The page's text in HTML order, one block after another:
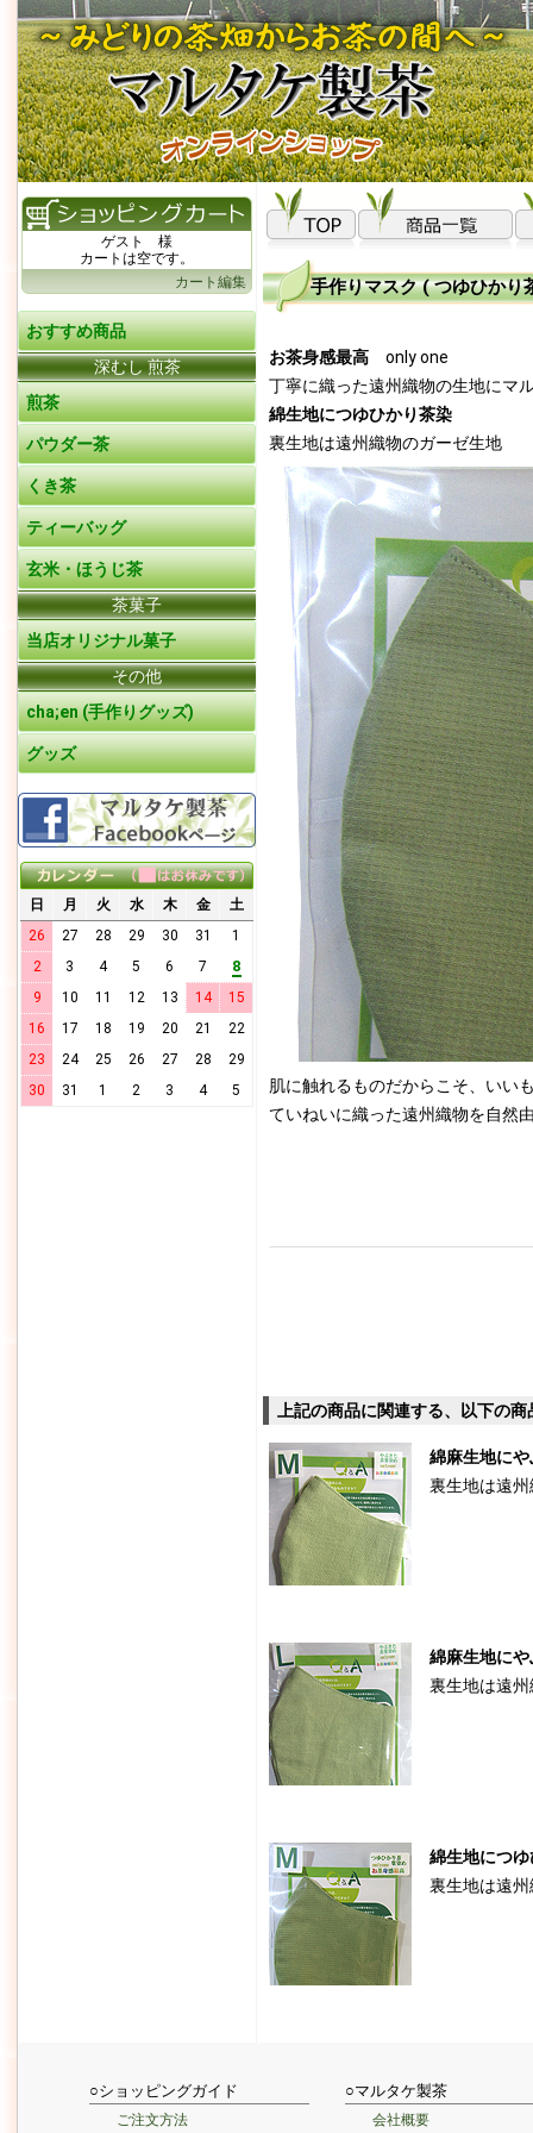
ゲスト 様
カートは空です。
カート編集
おすすめ商品
深むし 煎茶
煎茶
パウダー茶
くき茶
ティーバッグ
玄米・ほうじ茶
茶菓子
当店オリジナル菓子
その他
cha;en (手作りグッズ)
グッズ
日 月 火 水 木 金
土
26
27 28 29 30 31
1
2
3 4 5 6 7 8
9 10 11 12 13 14
15
16
17 18 19 20 21
22
23
24 25 26 27 28
29
30
31 1 2 3 4 5
手作りマスク ( つゆひかり
お茶身感最高 only one
丁寧に織った遠州織物の生地にマ
綿生地につゆひかり茶染
裏生地は遠州織物のガーゼ生地
肌に触れるものだからこそ、いい
ていねいに織った遠州織物を自然
上記の商品に関連する、以下の
綿麻生地に
裏生地は遠
綿麻生地に
裏生地は遠
綿生地につ
裏生地は遠
○ショッピングガイド
ご注文方法
○マルタケ製茶
会社概要